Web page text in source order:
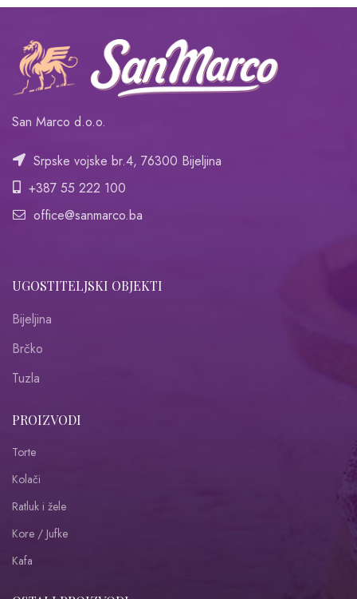
San Marco d.o.o.
Srpske vojske br.4, 76300 Bijeljina
+387 55 222 100
office@sanmarco.ba
UGOSTITELJSKI OBJEKTI
Bijeljina
Brčko
Tuzla
PROIZVODI
Torte
Kolači
Ratluk i žele
Kore / Jufke
Kafa